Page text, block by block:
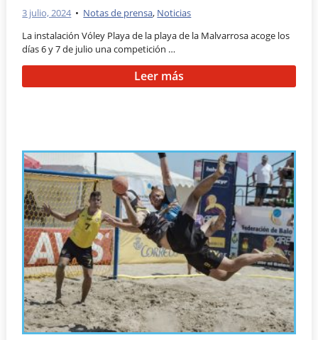
3 julio, 2024 • Notas de prensa, Noticias
La instalación Vóley Playa de la playa de la Malvarrosa acoge los
días 6 y 7 de julio una competición …
Leer más